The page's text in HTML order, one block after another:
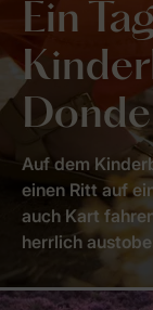
Ein
Auf dem
einen Ritt auf
auch Kart
herrlich